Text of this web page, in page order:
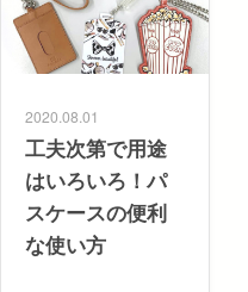
2020.08.01
工夫次第で用途
はいろいろ！パ
スケースの便利
な使い方